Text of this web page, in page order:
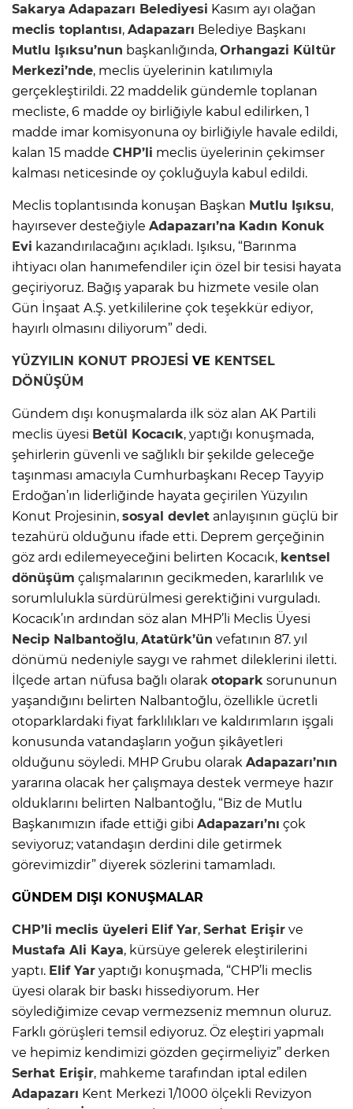
Sakarya Adapazarı Belediyesi Kasım ayı olağan
meclis toplantısı, Adapazarı Belediye Başkanı
Mutlu Işıksu’nun başkanlığında, Orhangazi Kültür
Merkezi’nde, meclis üyelerinin katılımıyla
gerçekleştirildi. 22 maddelik gündemle toplanan
mecliste, 6 madde oy birliğiyle kabul edilirken, 1
madde imar komisyonuna oy birliğiyle havale edildi,
kalan 15 madde CHP’li meclis üyelerinin çekimser
kalması neticesinde oy çokluğuyla kabul edildi.
Meclis toplantısında konuşan Başkan Mutlu Işıksu,
hayırsever desteğiyle Adapazarı’na Kadın Konuk
Evi kazandırılacağını açıkladı. Işıksu, “Barınma
ihtiyacı olan hanımefendiler için özel bir tesisi hayata
geçiriyoruz. Bağış yaparak bu hizmete vesile olan
Gün İnşaat A.Ş. yetkililerine çok teşekkür ediyor,
hayırlı olmasını diliyorum” dedi.
YÜZYILIN KONUT PROJESİ VE KENTSEL
DÖNÜŞÜM
Gündem dışı konuşmalarda ilk söz alan AK Partili
meclis üyesi Betül Kocacık, yaptığı konuşmada,
şehirlerin güvenli ve sağlıklı bir şekilde geleceğe
taşınması amacıyla Cumhurbaşkanı Recep Tayyip
Erdoğan’ın liderliğinde hayata geçirilen Yüzyılın
Konut Projesinin, sosyal devlet anlayışının güçlü bir
tezahürü olduğunu ifade etti. Deprem gerçeğinin
göz ardı edilemeyeceğini belirten Kocacık, kentsel
dönüşüm çalışmalarının gecikmeden, kararlılık ve
sorumlulukla sürdürülmesi gerektiğini vurguladı.
Kocacık’ın ardından söz alan MHP’li Meclis Üyesi
Necip Nalbantoğlu, Atatürk’ün vefatının 87. yıl
dönümü nedeniyle saygı ve rahmet dileklerini iletti.
İlçede artan nüfusa bağlı olarak otopark sorununun
yaşandığını belirten Nalbantoğlu, özellikle ücretli
otoparklardaki fiyat farklılıkları ve kaldırımların işgali
konusunda vatandaşların yoğun şikâyetleri
olduğunu söyledi. MHP Grubu olarak Adapazarı’nın
yararına olacak her çalışmaya destek vermeye hazır
olduklarını belirten Nalbantoğlu, “Biz de Mutlu
Başkanımızın ifade ettiği gibi Adapazarı’nı çok
seviyoruz; vatandaşın derdini dile getirmek
görevimizdir” diyerek sözlerini tamamladı.
GÜNDEM DIŞI KONUŞMALAR
CHP’li meclis üyeleri Elif Yar, Serhat Erişir ve
Mustafa Ali Kaya, kürsüye gelerek eleştirilerini
yaptı. Elif Yar yaptığı konuşmada, “CHP’li meclis
üyesi olarak bir baskı hissediyorum. Her
söylediğimize cevap vermezseniz memnun oluruz.
Farklı görüşleri temsil ediyoruz. Öz eleştiri yapmalı
ve hepimiz kendimizi gözden geçirmeliyiz” derken
Serhat Erişir, mahkeme tarafından iptal edilen
Adapazarı Kent Merkezi 1/1000 ölçekli Revizyon